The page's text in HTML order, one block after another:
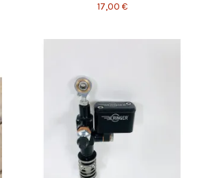
17,00 €